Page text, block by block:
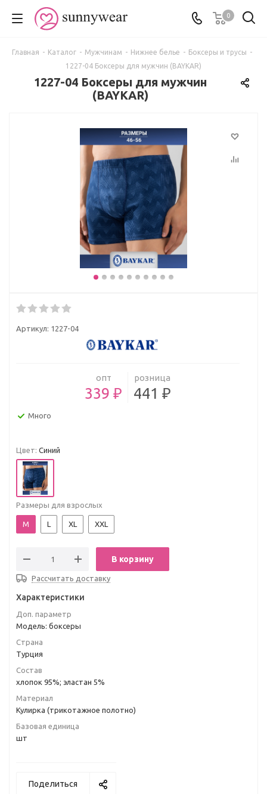
0
Главная - Каталог - Мужчинам - Нижнее белье - Боксеры и трусы -
1227-04 Боксеры для мужчин (BAYKAR)
1227-04 Боксеры для мужчин
(BAYKAR)
Артикул: 1227-04
опт
339 ₽
розница
441 ₽
Много
Цвет: Синий
Размеры для взрослых
M L XL XXL
В корзину
Рассчитать доставку
Характеристики
Доп. параметр
Модель: боксеры
Страна
Турция
Состав
хлопок 95%; эластан 5%
Материал
Кулирка (трикотажное полотно)
Базовая единица
шт
Поделиться